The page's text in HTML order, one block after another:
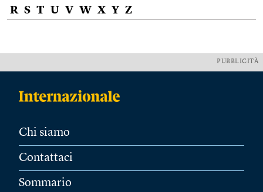
R S T U V W X Y Z
PUBBLICITÀ
Chi siamo
Contattaci
Sommario